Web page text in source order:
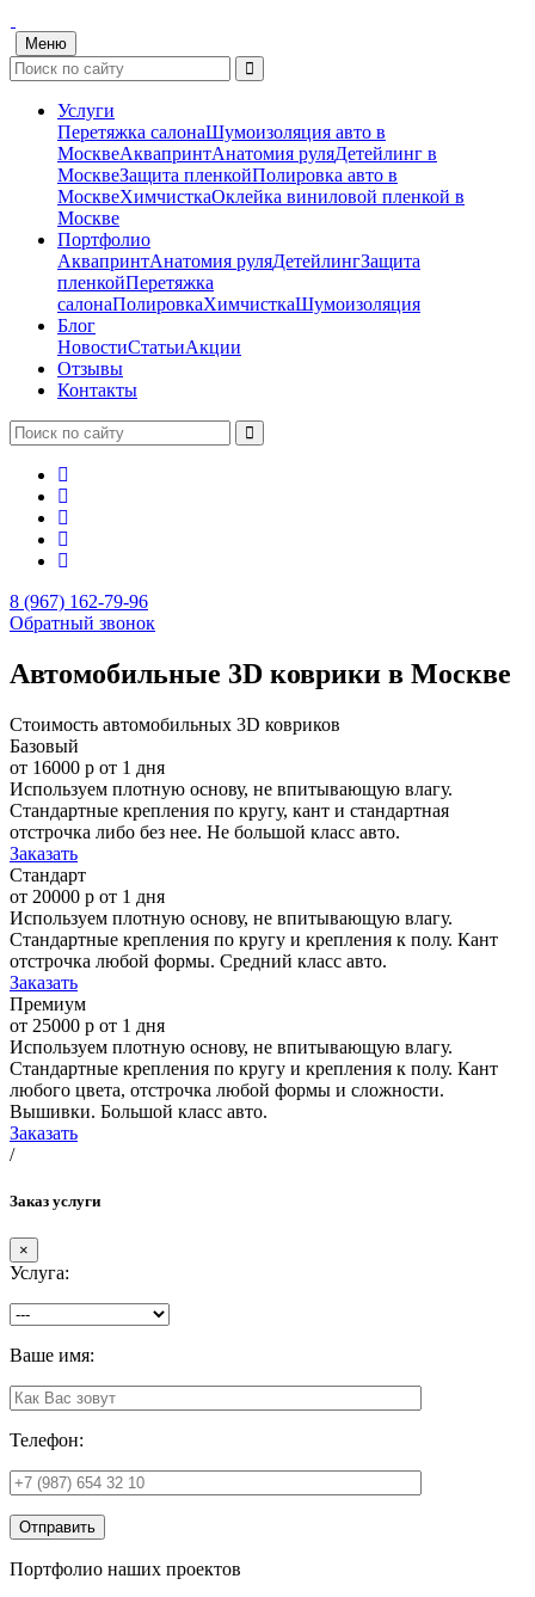
Меню
Услуги
Перетяжка салонаШумоизоляция авто в
МосквеАквапринтАнатомия руляДетейлинг в
МосквеЗащита пленкойПолировка авто в
МосквеХимчисткаОклейка виниловой пленкой в
Москве
Портфолио
АквапринтАнатомия руляДетейлингЗащита
пленкойПеретяжка
салонаПолировкаХимчисткаШумоизоляция
Блог
НовостиСтатьиАкции
Отзывы
Контакты
8 (967) 162-79-96
Обратный звонок
Автомобильные 3D коврики в Москве
Стоимость автомобильных 3D ковриков
Базовый
от 16000 р от 1 дня
Используем плотную основу, не впитывающую влагу.
Стандартные крепления по кругу, кант и стандартная
отстрочка либо без нее. Не большой класс авто.
Заказать
Стандарт
от 20000 р от 1 дня
Используем плотную основу, не впитывающую влагу.
Стандартные крепления по кругу и крепления к полу. Кант
отстрочка любой формы. Средний класс авто.
Заказать
Премиум
от 25000 р от 1 дня
Используем плотную основу, не впитывающую влагу.
Стандартные крепления по кругу и крепления к полу. Кант
любого цвета, отстрочка любой формы и сложности.
Вышивки. Большой класс авто.
Заказать
/
Заказ услуги
×
Услуга:
Ваше имя:
Телефон:
Отправить
Портфолио наших проектов